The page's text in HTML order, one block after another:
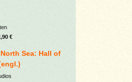
€
Sea: Hall of